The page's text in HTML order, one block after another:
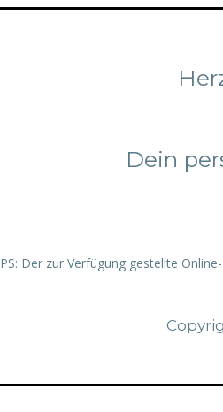
Dein
PS: Der zur Verfügung gestellte